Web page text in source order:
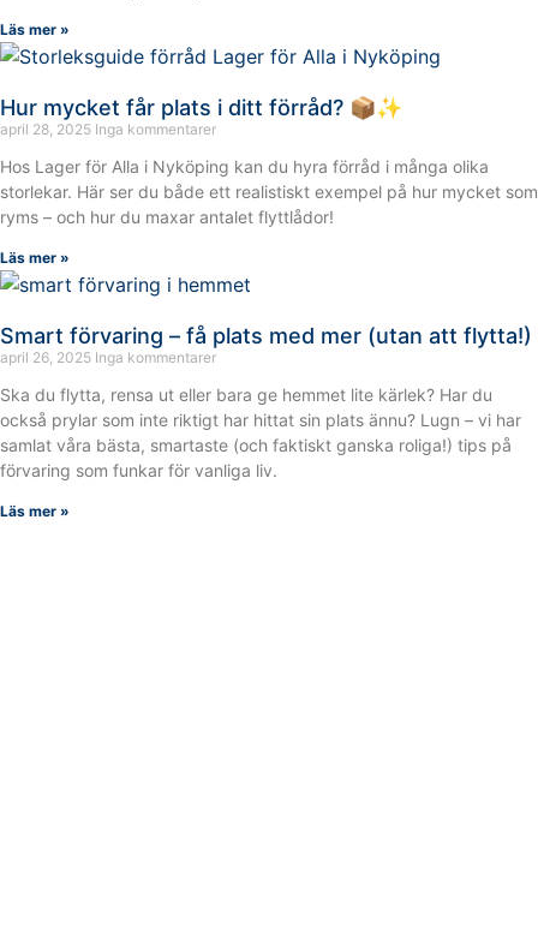
Läs mer »
Hur mycket får plats i ditt förråd? 📦✨
april 28, 2025 Inga kommentarer
Hos Lager för Alla i Nyköping kan du hyra förråd i många olika
storlekar. Här ser du både ett realistiskt exempel på hur mycket som
ryms – och hur du maxar antalet flyttlådor!
Läs mer »
Smart förvaring – få plats med mer (utan att flytta!)
april 26, 2025 Inga kommentarer
Ska du flytta, rensa ut eller bara ge hemmet lite kärlek? Har du
också prylar som inte riktigt har hittat sin plats ännu? Lugn – vi har
samlat våra bästa, smartaste (och faktiskt ganska roliga!) tips på
förvaring som funkar för vanliga liv.
Läs mer »